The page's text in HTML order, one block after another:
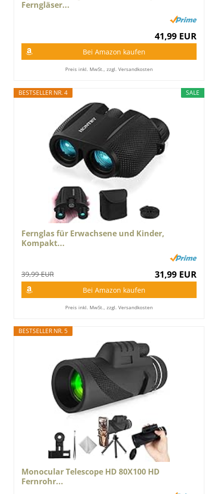
Ferngläser...
41,99 EUR
Bei Amazon kaufen
Preis inkl. MwSt., zzgl. Versandkosten
SALE
BESTSELLER NR. 4
Fernglas für Erwachsene und Kinder,
Kompakt...
39,99 EUR 31,99 EUR
Bei Amazon kaufen
Preis inkl. MwSt., zzgl. Versandkosten
BESTSELLER NR. 5
Monocular Telescope HD 80X100 HD
Fernrohr...